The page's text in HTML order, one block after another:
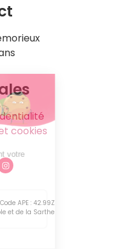
cookies
APE : 42.99Z
et de la Sarthe